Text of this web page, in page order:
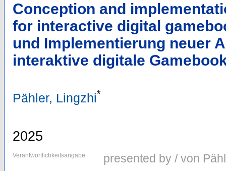
Conception and
for interactive digital
und Implementierung neuer
interaktive digitale
Pähler, Lingzhi*
2025
Verantwortlichkeitsangabe presented by / von